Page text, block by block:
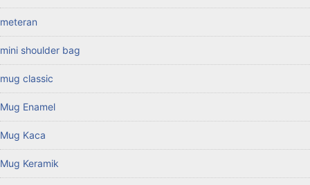
meteran
mini shoulder bag
mug classic
Mug Enamel
Mug Kaca
Mug Keramik